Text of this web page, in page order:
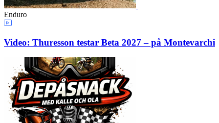
Enduro
Video: Thuresson testar Beta 2027 – på Montevarchi